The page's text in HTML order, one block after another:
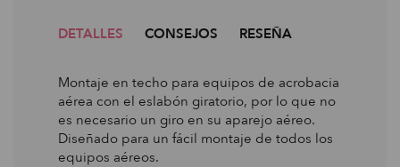
DETALLES CONSEJOS RESEÑA
Montaje en techo para equipos de acrobacia
aérea con el eslabón giratorio, por lo que no
es necesario un giro en su aparejo aéreo.
Diseñado para un fácil montaje de todos los
equipos aéreos.